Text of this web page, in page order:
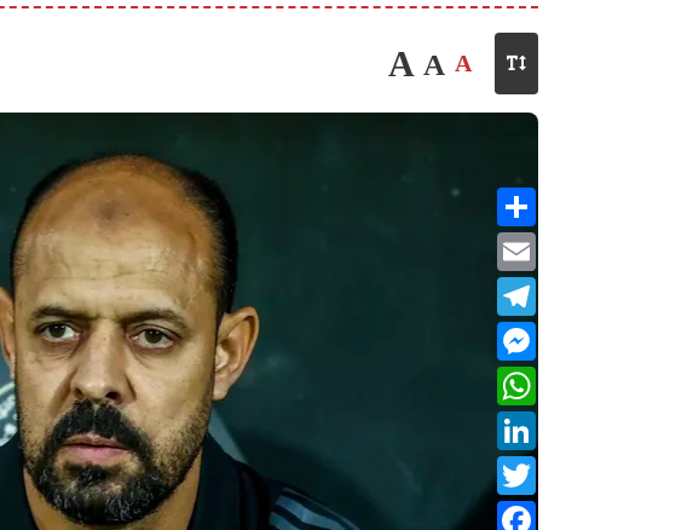
A
A
A
Share
Email
Telegram
Messenger
WhatsApp
LinkedIn
Twitter
Facebook